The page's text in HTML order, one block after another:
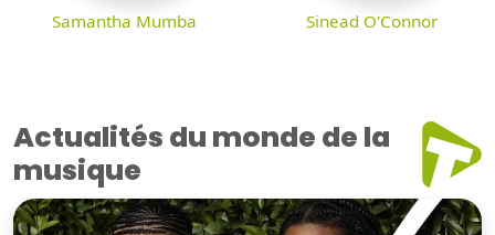
Samantha Mumba Sinead O'Connor
Actualités du monde de la
musique